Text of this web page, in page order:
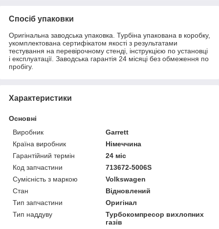
Спосіб упаковки
Оригінальна заводська упаковка. Турбіна упакована в коробку,
укомплектована сертифікатом якості з результатами
тестування на перевірочному стенді, інструкцією по установці
і експлуатації. Заводська гарантія 24 місяці без обмеження по
пробігу.
Характеристики
Основні
Виробник
Garrett
Країна виробник
Німеччина
Гарантійний термін
24 міс
Код запчастини
713672-5006S
Сумісність з маркою
Volkswagen
Стан
Відновлений
Тип запчастини
Оригінал
Тип наддуву
Турбокомпресор вихлопних
газів